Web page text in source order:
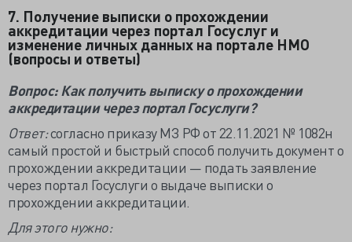
7. Получение выписки о прохождении
аккредитации через портал Госуслуг и
изменение личных данных на портале НМО
(вопросы и ответы)
Вопрос: Как получить выписку о прохождении
аккредитации через портал Госуслуги?
Ответ:согласно приказу МЗ РФ от 22.11.2021 № 1082н
самый простой и быстрый способ получить документ о
прохождении аккредитации — подать заявление
через портал Госуслуги о выдаче выписки о
прохождении аккредитации.
Для этого нужно: